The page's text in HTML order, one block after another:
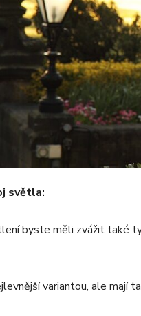
světla:
byste měli zvážit také
variantou, ale mají